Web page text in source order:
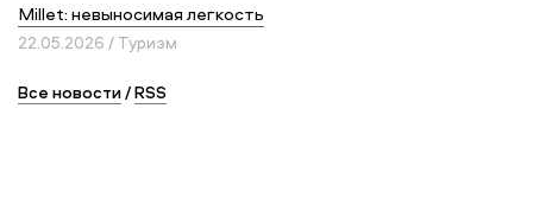
Millet: невыносимая легкость
22.05.2026 / Туризм
Все новости/RSS